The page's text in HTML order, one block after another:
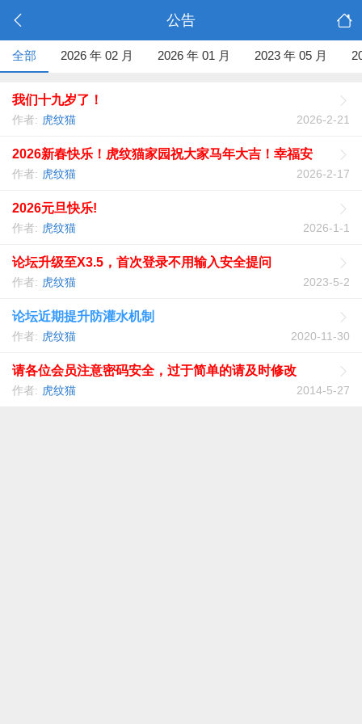
公告
全部 2026 年 02 月 2026 年 01 月 2023 年 05 月
我们十九岁了！
2026-2-21
作者: 虎纹猫
2026新春快乐！虎纹猫家园祝大家马年大吉！幸福安
康！！
2026-2-17
作者: 虎纹猫
2026元旦快乐!
2026-1-1
作者: 虎纹猫
论坛升级至X3.5，首次登录不用输入安全提问
2023-5-2
作者: 虎纹猫
论坛近期提升防灌水机制
2020-11-30
作者: 虎纹猫
请各位会员注意密码安全，过于简单的请及时修改
2014-5-27
作者: 虎纹猫